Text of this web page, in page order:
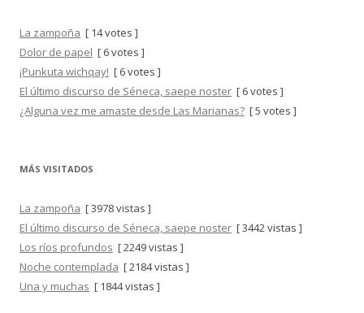
La zampoña [ 14 votes ]
Dolor de papel [ 6 votes ]
¡Punkuta wichqay! [ 6 votes ]
El último discurso de Séneca, saepe noster [ 6 votes ]
¿Alguna vez me amaste desde Las Marianas? [ 5 votes ]
MÁS VISITADOS
La zampoña [ 3978 vistas ]
El último discurso de Séneca, saepe noster [ 3442 vistas ]
Los ríos profundos [ 2249 vistas ]
Noche contemplada [ 2184 vistas ]
Una y muchas [ 1844 vistas ]